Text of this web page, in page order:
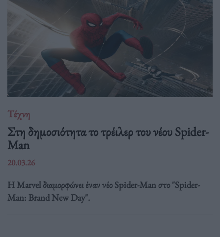
Τέχνη
Στη δημοσιότητα το τρέιλερ του νέου Spider-
Man
20.03.26
Η Marvel διαμορφώνει έναν νέο Spider-Man στο "Spider-
Man: Brand New Day".